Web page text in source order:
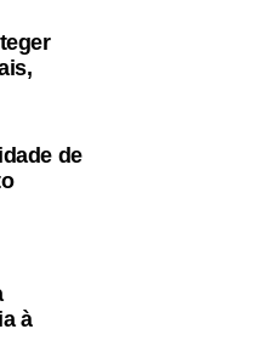
que o peso.
corporal, força de
capacidade funcional e
a identificar riscos que
posição central.
não ser suficiente para
Exercícios
de
à